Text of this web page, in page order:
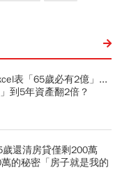
表「65歲必有2億」...
到5年資產翻2倍？
還清房貸僅剩200萬
的秘密「房子就是我的